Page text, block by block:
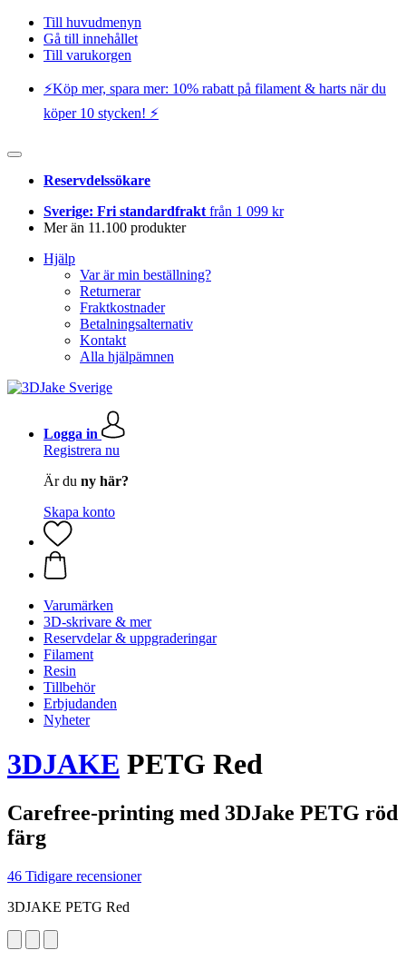
Till huvudmenyn
Gå till innehållet
Till varukorgen
⚡️Köp mer, spara mer: 10% rabatt på filament & harts när du
köper 10 stycken! ⚡️
Reservdelssökare
Sverige: Fri standardfrakt från 1 099 kr
Mer än 11.100 produkter
Hjälp
Var är min beställning?
Returnerar
Fraktkostnader
Betalningsalternativ
Kontakt
Alla hjälpämnen
Logga in
Registrera nu
Är du ny här?
Skapa konto
Varumärken
3D-skrivare & mer
Reservdelar & uppgraderingar
Filament
Resin
Tillbehör
Erbjudanden
Nyheter
3DJAKE PETG Red
Carefree-printing med 3DJake PETG röd
färg
46 Tidigare recensioner
3DJAKE PETG Red